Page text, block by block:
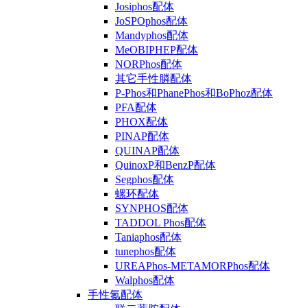
Josiphos配体
JoSPOphos配体
Mandyphos配体
MeOBIPHEP配体
NORPhos配体
其它手性膦配体
P-Phos和PhanePhos和BoPhoz配体
PFA配体
PHOX配体
PINAP配体
QUINAP配体
QuinoxP和BenzP配体
Segphos配体
螺环配体
SYNPHOS配体
TADDOL Phos配体
Taniaphos配体
tunephos配体
UREAPhos-METAMORPhos配体
Walphos配体
手性氮配体